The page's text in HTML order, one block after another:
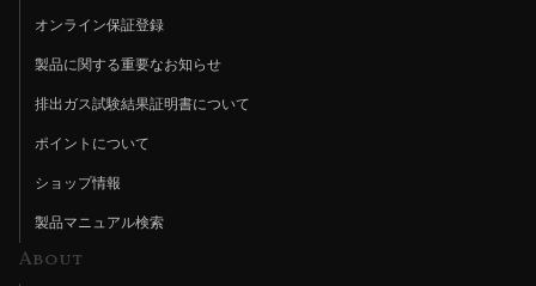
オンライン保証登録
製品に関する重要なお知らせ
排出ガス試験結果証明書について
ポイントについて
ショップ情報
製品マニュアル検索
About